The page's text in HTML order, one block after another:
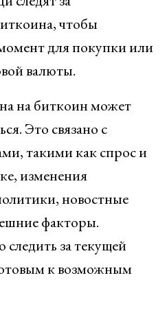
чтобы
для покупки или
валюты.
на биткоин может
Это связано с
такими как спрос и
изменения
новостные
факторы.
за текущей
к возможным